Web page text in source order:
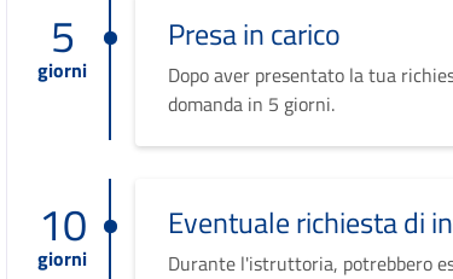
5
giorni
Presa in carico
Dopo aver presentato la tua
domanda in 5 giorni.
10
giorni
Eventuale richiesta di
Durante l'istruttoria, potrebbero